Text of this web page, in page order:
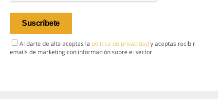
Al darte de alta aceptas la política de privacidady aceptas recibir
emails de marketing con información sobre el sector.